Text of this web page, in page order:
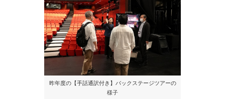
昨年度の【手話通訳付き】バックステージツアーの
様子